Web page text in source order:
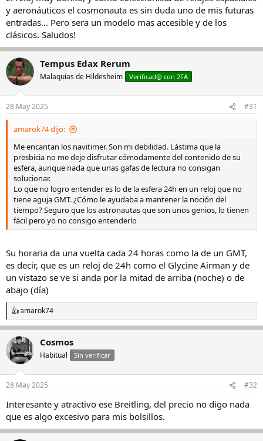
y aeronáuticos el cosmonauta es sin duda uno de mis futuras
entradas… Pero sera un modelo mas accesible y de los
clásicos. Saludos!
Tempus Edax Rerum
Malaquías de Hildesheim Verificad@ con 2FA
28 May 2025 #31
amarok74 dijo:
Me encantan los navitimer. Son mi debilidad. Lástima que la
presbicia no me deje disfrutar cómodamente del contenido de su
esfera, aunque nada que unas gafas de lectura no consigan
solucionar.
Lo que no logro entender es lo de la esfera 24h en un reloj que no
tiene aguja GMT. ¿Cómo le ayudaba a mantener la noción del
tiempo? Seguro que los astronautas que son unos genios, lo tienen
fácil pero yo no consigo entenderlo
Su horaria da una vuelta cada 24 horas como la de un GMT,
es decir, que es un reloj de 24h como el Glycine Airman y de
un vistazo se ve si anda por la mitad de arriba (noche) o de
abajo (día)
R
e
a
c
c
i
e
:
amarok74
Cosmos
Habitual Sin verificar
28 May 2025 #32
Interesante y atractivo ese Breitling, del precio no digo nada
que es algo excesivo para mis bolsillos.